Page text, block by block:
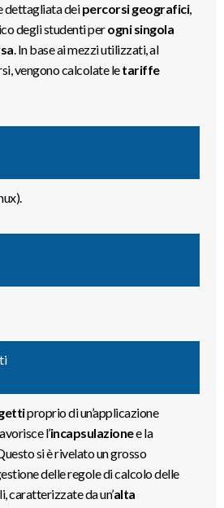
dettagliata deipercorsi geografici,
degli studenti perogni singola
. In base ai mezzi utilizzati, al
vengono calcolate letariffe
proprio di un’applicazione
l’incapsulazionee la
si è rivelato un grosso
delle regole di calcolo delle
caratterizzate da un’alta